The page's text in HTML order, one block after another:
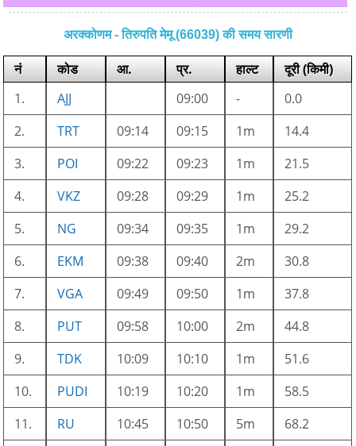
अरक्कोणम - तिरुपति मेमू (66039) की समय सारणी
नं कोड आ. प्र. हाल्ट
दूरी (किमी)
1.
AJJ 09:00 -
0.0
2.
TRT 09:14 09:15 1m
14.4
3.
POI 09:22 09:23 1m
21.5
4.
VKZ 09:28 09:29 1m
25.2
5.
NG 09:34 09:35 1m
29.2
6.
EKM 09:38 09:40 2m
30.8
7.
VGA 09:49 09:50 1m
37.8
8.
PUT 09:58 10:00 2m
44.8
9.
TDK 10:09 10:10 1m
51.6
10.
PUDI 10:19 10:20 1m
58.5
11.
RU 10:45 10:50 5m 68.2